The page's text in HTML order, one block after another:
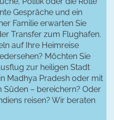
Gespräche und ein
Familie erwarten Sie
Transfer zum Flughafen.
auf Ihre Heimreise
Möchten Sie
zur heiligen Stadt
Madhya Pradesh oder mit
Süden – bereichern? Oder
reisen? Wir beraten